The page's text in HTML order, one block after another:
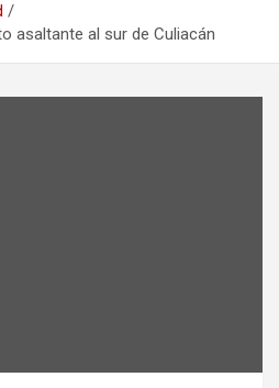
asaltante al sur de Culiacán